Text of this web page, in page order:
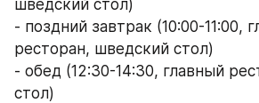
шведский стол)
- поздний завтрак (10:00-11:00,
ресторан, шведский стол)
- обед (12:30-14:30, главный
стол)